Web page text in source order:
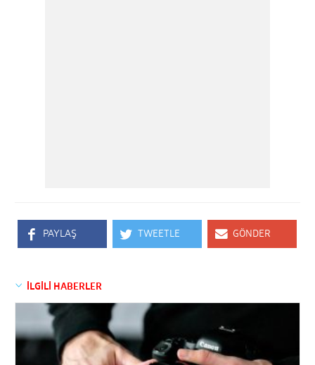
PAYLAŞ TWEETLE GÖNDER
İLGİLİ HABERLER